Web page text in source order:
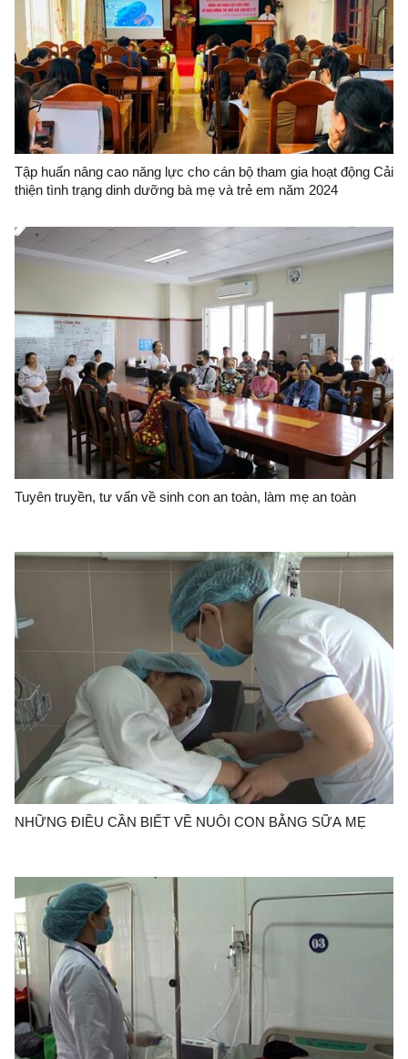
Tập huấn nâng cao năng lực cho cán bộ tham gia hoạt động Cải
thiện tình trạng dinh dưỡng bà mẹ và trẻ em năm 2024
Tuyên truyền, tư vấn về sinh con an toàn, làm mẹ an toàn
NHỮNG ĐIỀU CẦN BIẾT VỀ NUÔI CON BẰNG SỮA MẸ